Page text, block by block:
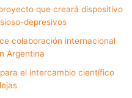
que creará dispositivo
depresivos
colaboración internacional
Argentina
el intercambio científico